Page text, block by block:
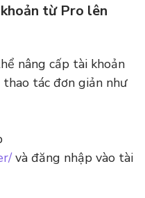
từ Pro lên
nâng cấp tài khoản
tác đơn giản như
và đăng nhập vào tài